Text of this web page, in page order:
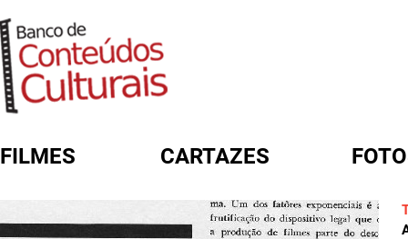
FILMES CARTAZES
FORMULÁRIO DE BUSCA